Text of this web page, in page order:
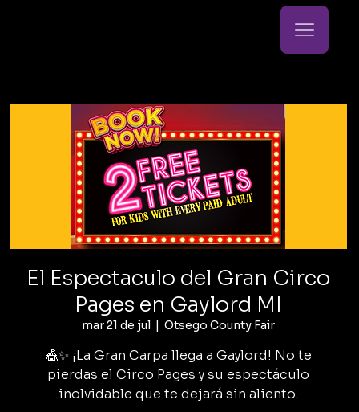
El Espectaculo del Gran Circo
Pages en Gaylord MI
mar 21 de jul
  |
Otsego County Fair
🎪✨ ¡La Gran Carpa llega a Gaylord! No te
pierdas el Circo Pages y su espectáculo
inolvidable que te dejará sin aliento.